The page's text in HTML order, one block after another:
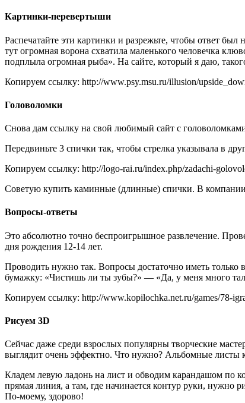
Картинки-перевертыши
Распечатайте эти картинки и разрежьте, чтобы ответ
тут огромная ворона схватила маленького человечка
подплыла огромная рыба». На сайте, который я даю,
Копируем ссылку: http://www.psy.msu.ru/illusion/
Головоломки
Снова дам ссылку на свой любимый сайт с
Передвиньте 3 спички так, чтобы стрелка указывала в
Копируем ссылку: http://logo-rai.ru/index.php/zadachi-
Советую купить каминные (длинные) спички. В компании
Вопросы-ответы
Это абсолютно точно беспроигрышное развлечение.
дня рождения 12-14 лет.
Проводить нужно так. Вопросы достаточно иметь только
бумажку: «Чистишь ли ты зубы?» — «Да, у меня много
Копируем ссылку: http://www.kopilochka.net.ru/games/78-
Рисуем 3D
Сейчас даже среди взрослых популярны творческие
выглядит очень эффектно. Что нужно? Альбомные листы
Кладем левую ладонь на лист и обводим карандашом по
прямая линия, а там, где начинается контур руки,
По-моему, здорово!